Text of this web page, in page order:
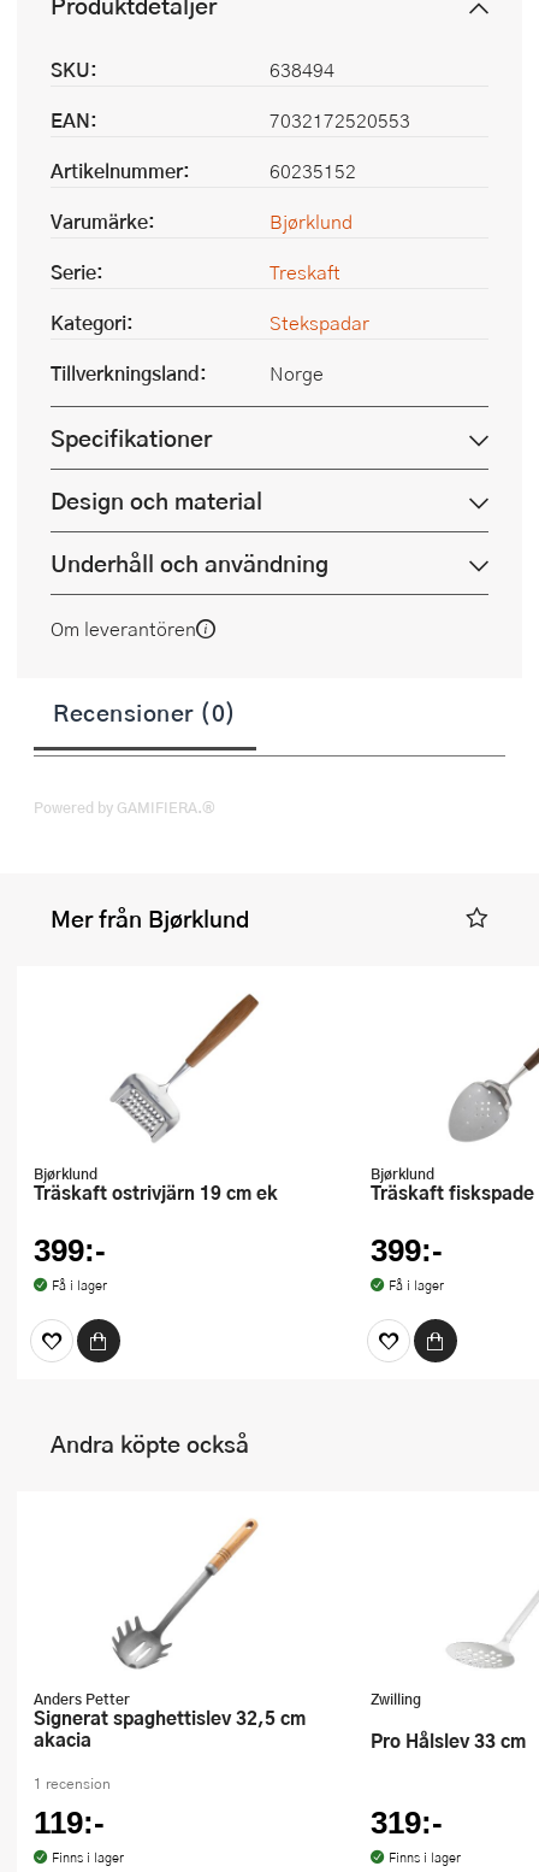
SKU:
638494
EAN:
7032172520553
Artikelnummer:
60235152
Varumärke:
Bjørklund
Serie:
Treskaft
Kategori:
Stekspadar
Tillverkningsland:
Norge
Specifikationer
Design och material
Underhåll och användning
Om leverantören
Recensioner (0)
Powered by GAMIFIERA.®
Mer från Bjørklund
Bjørklund
Träskaft ostrivjärn 19 cm ek
399:-
Få i lager
Bjørklund
Träskaft
399:-
Få i lager
Andra köpte också
Anders Petter
Signerat spaghettislev 32,5 cm
akacia
1 recension
119:-
Finns i lager
Zwilling
Pro Hålslev 33 cm
319:-
Finns i lager